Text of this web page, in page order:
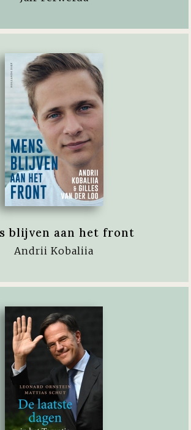
blijven aan het front
Andrii Kobaliia